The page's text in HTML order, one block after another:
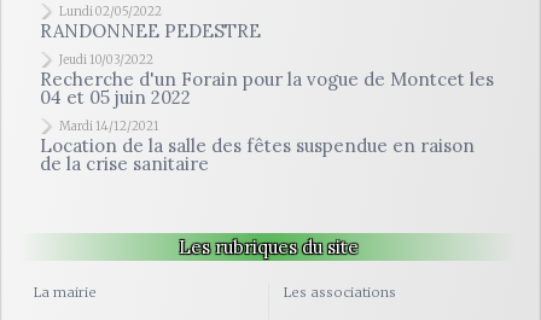
Lundi 02/05/2022
RANDONNEE PEDESTRE
Jeudi 10/03/2022
Recherche d'un Forain pour la vogue de Montcet les
04 et 05 juin 2022
Mardi 14/12/2021
Location de la salle des fêtes suspendue en raison
de la crise sanitaire
Les rubriques du site
La mairie Les associations